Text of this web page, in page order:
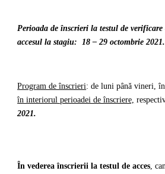
Perioada de înscrieri la testul de
accesul la stagiu:
18 – 29 octombrie 2021.
Program de înscrieri: de luni până vineri,
în interiorul perioadei de înscriere,
2021.
În vederea înscrierii la testul de acces ,